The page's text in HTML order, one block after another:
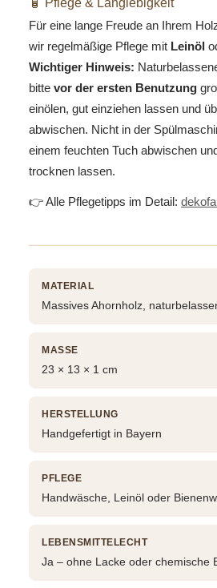
🧴 Pflege & Langlebigkeit
Für eine lange Freude an Ihrem
wir regelmäßige Pflege mit Leinöl
Wichtiger Hinweis:
bitte vor der ersten Benutzung
einölen, gut einziehen lassen und
abwischen. Nicht in der
einem feuchten Tuch abwischen
trocknen lassen.
👉 Alle Pflegetipps im Detail:
MATERIAL
Massives Ahornholz,
MASSE
23 × 13 × 1 cm
HERSTELLUNG
Handgefertigt in Bayern
PFLEGE
Handwäsche, Leinöl oder
LEBENSMITTELECHT
Ja – ohne Lacke oder chemische